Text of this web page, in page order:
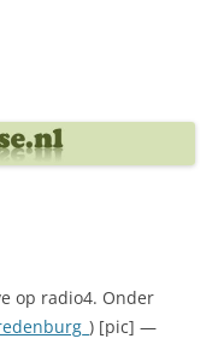
op radio4. Onder
) [pic] —